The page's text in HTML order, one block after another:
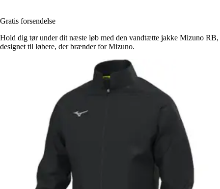
Gratis forsendelse
Hold dig tør under dit næste løb med den vandtætte jakke Mizuno RB,
designet til løbere, der brænder for Mizuno.